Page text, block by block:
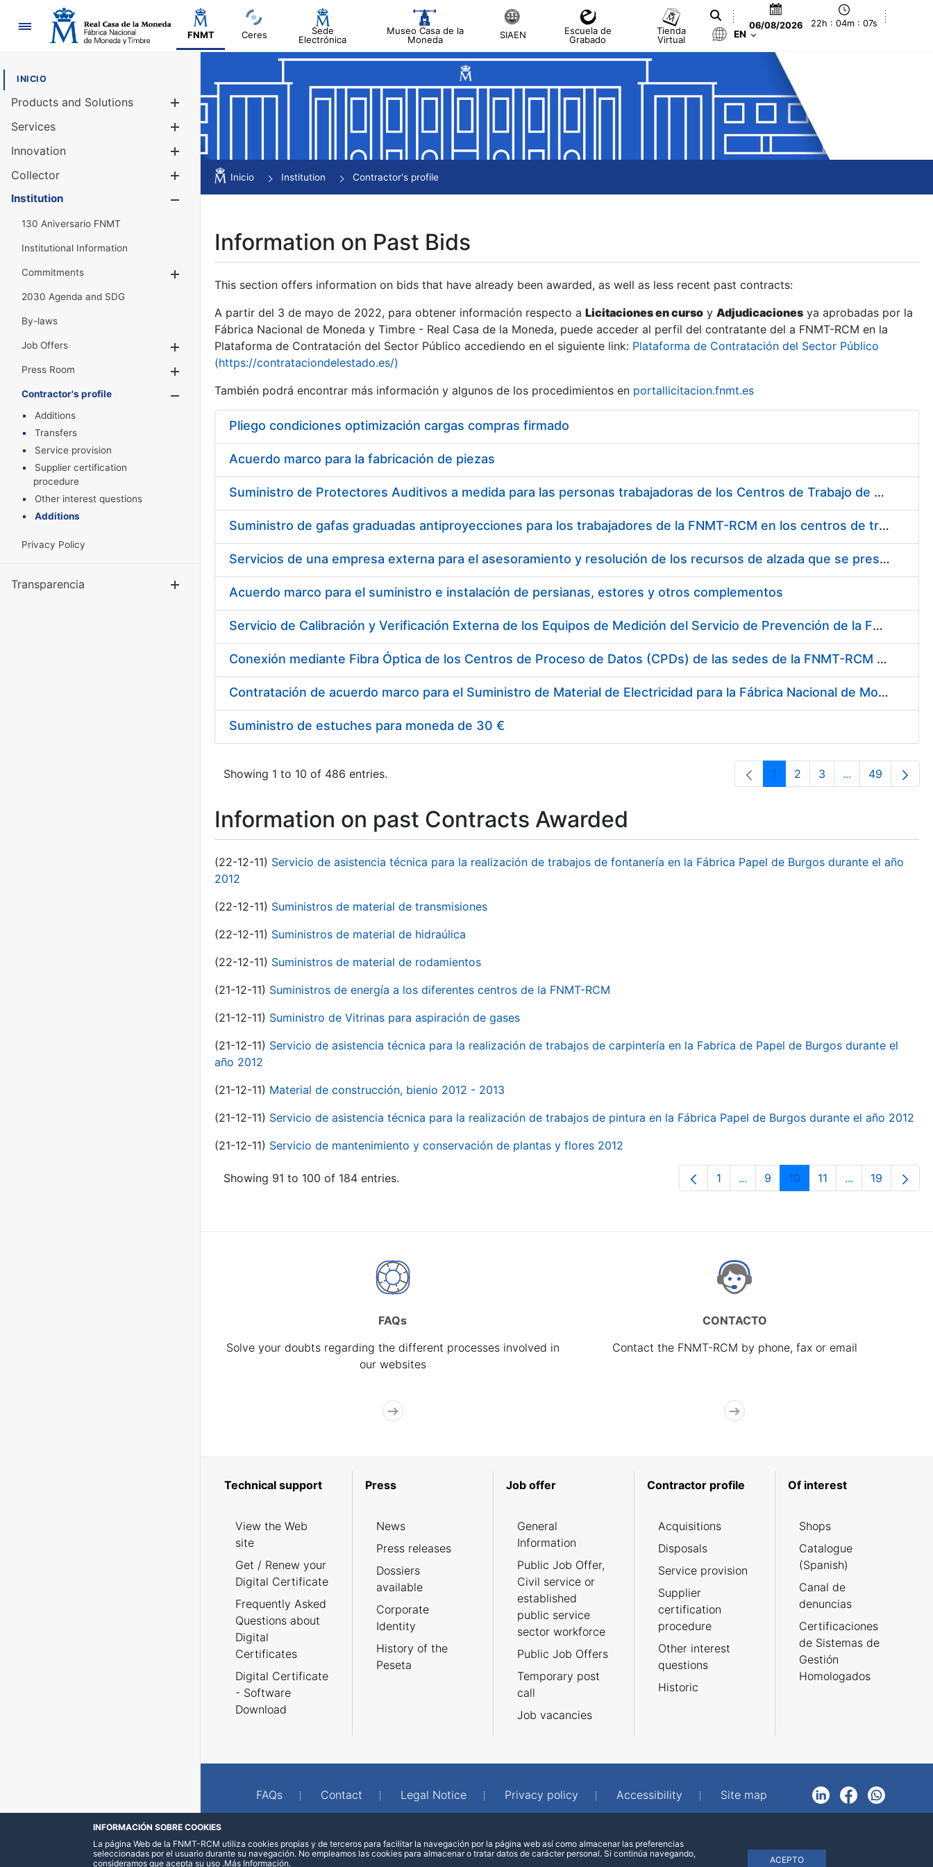
Navigation
FNMT Ceres
Sede
Electrónica
Museo Casa de la
Moneda
SIAEN
Escuela de
Grabado
Tienda
Virtual
06/08/2026 22h : 04m : 08s
EN
INICIO
Products and Solutions
Services
Innovation
Collector
Show/Hide
Institution
130 Aniversario FNMT
Institutional Information
Commitments
2030 Agenda and SDG
By-laws
Job Offers
Show/Hide
Press Room
Show/Hide
Contractor's profile
Show/Hide
Additions
Transfers
Service provision
Supplier certification
procedure
Other interest questions
Additions
Privacy Policy
Transparencia Show/Hide
Inicio Institution Contractor's profile
Information on Past Bids
This section offers information on bids that have already been awarded, as well as less recent past contracts:
A partir del 3 de mayo de 2022, para obtener información respecto a Licitaciones en curso y Adjudicaciones ya aprobadas por la
Fábrica Nacional de Moneda y Timbre - Real Casa de la Moneda, puede acceder al perfil del contratante del a FNMT-RCM en la
Plataforma de Contratación del Sector Público accediendo en el siguiente link: Plataforma de Contratación del Sector Público
(https://contrataciondelestado.es/)
También podrá encontrar más información y algunos de los procedimientos en portallicitacion.fnmt.es
Pliego condiciones optimización cargas compras firmado
Acuerdo marco para la fabricación de piezas
Suministro de Protectores Auditivos a medida para las personas trabajadoras de los Centros de Trabajo de Madrid y Burgos
Suministro de gafas graduadas antiproyecciones para los trabajadores de la FNMT-RCM en los centros de trabajo de Madrid y Burgos
Servicios de una empresa externa para el asesoramiento y resolución de los recursos de alzada que se presentan relacionados con procesos de selección para la FNMT-RCM
Acuerdo marco para el suministro e instalación de persianas, estores y otros complementos
Servicio de Calibración y Verificación Externa de los Equipos de Medición del Servicio de Prevención de la FNMT-RCM
Conexión mediante Fibra Óptica de los Centros de Proceso de Datos (CPDs) de las sedes de la FNMT-RCM de Burgos y Madrid
Contratación de acuerdo marco para el Suministro de Material de Electricidad para la Fábrica Nacional de Moneda y Timbre-Real Casa de la Moneda en su centro de trabajo de Burgos
Suministro de estuches para moneda de 30 €
Showing 1 to 10 of 486 entries. Page
1 Page
2 Page
3 ...Intermediate
Page
49
Information on past Contracts Awarded
(22-12-11) Servicio de asistencia técnica para la realización de trabajos de fontanería en la Fábrica Papel de Burgos durante el año
2012
(22-12-11) Suministros de material de transmisiones
(22-12-11) Suministros de material de hidraúlica
(22-12-11) Suministros de material de rodamientos
(21-12-11) Suministros de energía a los diferentes centros de la FNMT-RCM
(21-12-11) Suministro de Vitrinas para aspiración de gases
(21-12-11) Servicio de asistencia técnica para la realización de trabajos de carpintería en la Fabrica de Papel de Burgos durante el
año 2012
(21-12-11) Material de construcción, bienio 2012 - 2013
(21-12-11) Servicio de asistencia técnica para la realización de trabajos de pintura en la Fábrica Papel de Burgos durante el año 2012
(21-12-11) Servicio de mantenimiento y conservación de plantas y flores 2012
Showing 91 to 100 of 184 entries. Page
1 ...Intermediate Pages Use TAB to
Page
9 Page
10 Page
11 ...Intermediate
Page
19
FAQs
Solve your doubts regarding the different processes involved in
our websites
CONTACTO
Contact the FNMT-RCM by phone, fax or email
Technical support
View the Web
site
Get / Renew your
Digital Certificate
Frequently Asked
Questions about
Digital
Certificates
Digital Certificate
- Software
Download
Press
News
Press releases
Dossiers
available
Corporate
Identity
History of the
Peseta
Job offer
General
Information
Public Job Offer,
Civil service or
established
public service
sector workforce
Public Job Offers
Temporary post
call
Job vacancies
Contractor profile
Acquisitions
Disposals
Service provision
Supplier
certification
procedure
Other interest
questions
Historic
Of interest
Shops
Catalogue
(Spanish)
Canal de
denuncias
Certificaciones
de Sistemas de
Gestión
Homologados
FAQs Contact Legal Notice Privacy policy Accessibility Site map
LinkedInFacebookWhatsApp
INFORMACIÓN SOBRE COOKIES
La página Web de la FNMT-RCM utiliza cookies propias y de terceros para facilitar la navegación por la página web así como almacenar las preferencias
seleccionadas por el usuario durante su navegación. No empleamos las cookies para almacenar o tratar datos de carácter personal. Si continúa navegando,
consideramos que acepta su uso
ACEPTO
.Más Información.